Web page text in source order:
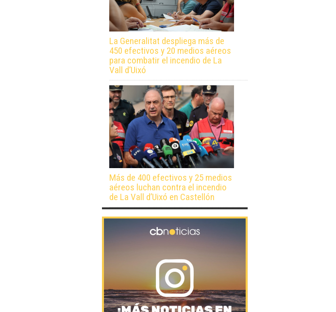
La Generalitat despliega más de
450 efectivos y 20 medios aéreos
para combatir el incendio de La
Vall d’Uixó
Más de 400 efectivos y 25 medios
aéreos luchan contra el incendio
de La Vall d’Uixó en Castellón